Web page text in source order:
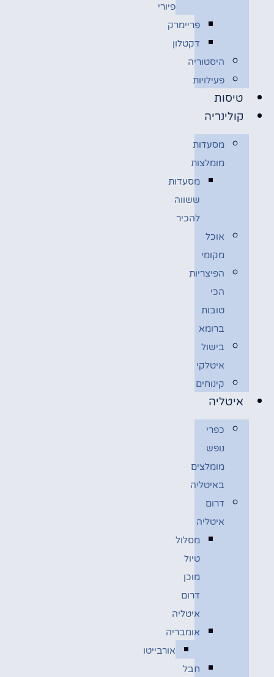
פיורי
פריימרק
דקטלון
היסטוריה
פעילויות
טיסות
קולינריה
מסעדות
מומלצות
מסעדות
ששווה
להכיר
אוכל
מקומי
הפיצריות
הכי
טובות
ברומא
בישול
איטלקי
קינוחים
איטליה
כפרי
נופש
מומלצים
באיטליה
דרום
איטליה
מסלול
טיול
מוכן
דרום
איטליה
אומבריה
אורבייטו
חבל